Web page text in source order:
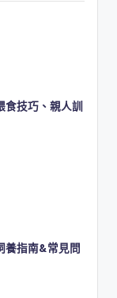
技巧、親人訓
養指南&常見問